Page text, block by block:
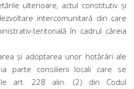
ulterioare, actul constitutiv şi
intercomunitară din care
teritorială în cadrul căreia
şi adoptarea unor hotărâri ale
parte consilierii locali care se
art. 228 alin. (2) din Codul